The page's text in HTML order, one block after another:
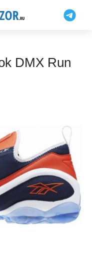
DMX Run